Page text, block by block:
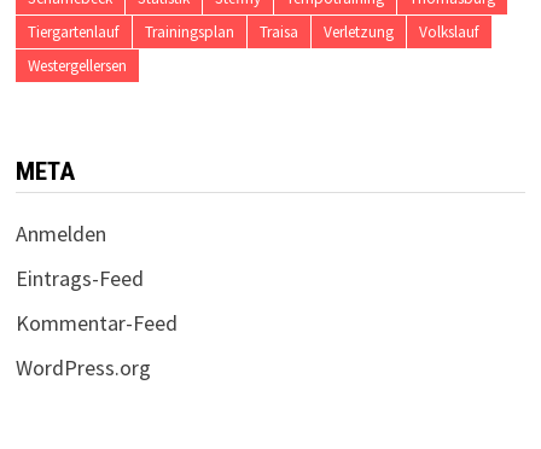
Tiergartenlauf
Trainingsplan Traisa Verletzung
Volkslauf
Westergellersen
META
Anmelden
Eintrags-Feed
Kommentar-Feed
WordPress.org